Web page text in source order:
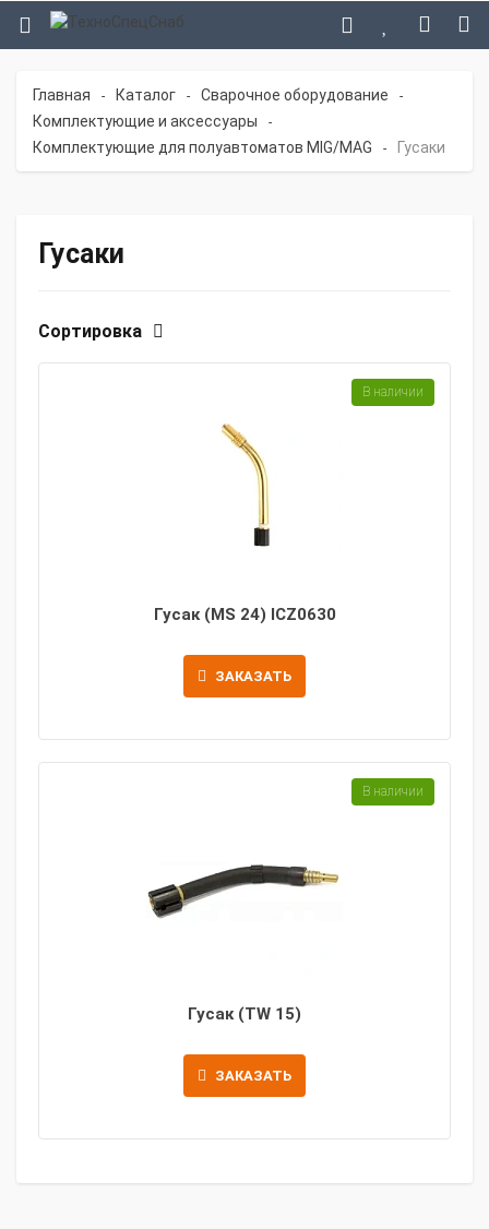
Главная - Каталог - Сварочное оборудование -
Комплектующие и аксессуары -
Комплектующие для полуавтоматов MIG/MAG - Гусаки
Гусаки
Сортировка
Гусак (MS 24) ICZ0630
ЗАКАЗАТЬ
В наличии
Гусак (TW 15)
ЗАКАЗАТЬ
В наличии